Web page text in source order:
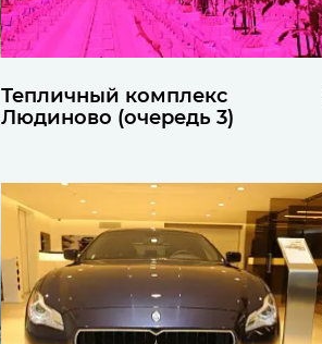
Тепличный комплекс
Людиново (очередь 3)